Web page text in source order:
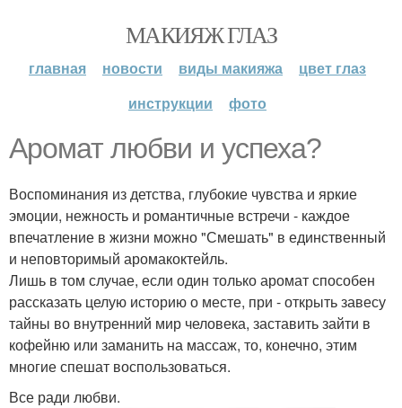
МАКИЯЖ ГЛАЗ
главная новости виды макияжа
цвет глаз
инструкции
фото
Аромат любви и успеха?
Воспоминания из детства, глубокие чувства и яркие
эмоции, нежность и романтичные встречи - каждое
впечатление в жизни можно "Смешать" в единственный
и неповторимый аромакоктейль.
Лишь в том случае, если один только аромат способен
рассказать целую историю о месте, при - открыть завесу
тайны во внутренний мир человека, заставить зайти в
кофейню или заманить на массаж, то, конечно, этим
многие спешат воспользоваться.
Все ради любви.